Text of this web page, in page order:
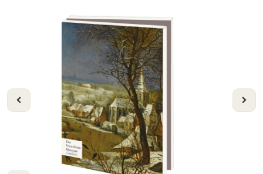
VORIGE